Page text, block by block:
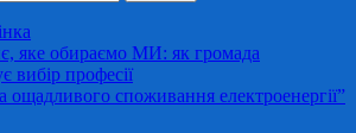
яке обираємо МИ: як громада
вибір професії
ощадливого споживання електроенергії”